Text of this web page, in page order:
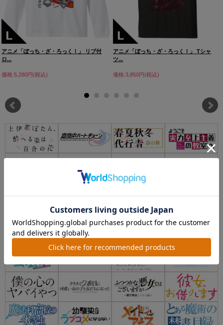
アニメ「ぼっち・ざ・ろっく！」 リブ付
ロ...
価格:5,280円(税込)
アニメ「ぼっち・ざ・ろっく！」 Tシャ
ツ...
価格:3,850円(税込)